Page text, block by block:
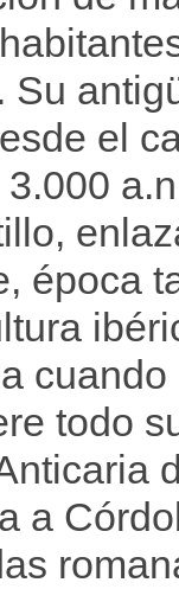
Su
el
época
todo
a